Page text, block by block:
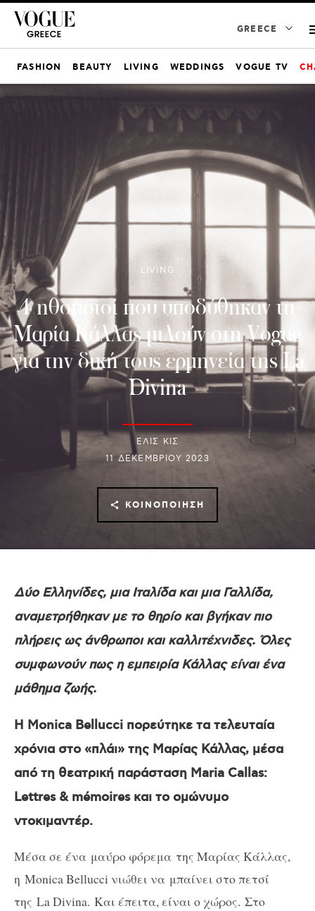
GREECE
FASHION BEAUTY LIVING WEDDINGS VOGUE TV
LIVING
4 ηθοποιοί που υποδύθηκαν τη
Μαρία Κάλλας μιλούν στη Vogue
για την δική τους ερμηνεία της La
Divina
ΕΛΙΣ ΚΙΣ
11 ΔΕΚΕΜΒΡΊΟΥ 2023
ΚΟΙΝΟΠΟΊΗΣΗ
Δύο Ελληνίδες, μια Ιταλίδα και μια Γαλλίδα,
αναμετρήθηκαν με το θηρίο και βγήκαν πιο
πλήρεις ως άνθρωποι και καλλιτέχνιδες. Όλες
συμφωνούν πως η εμπειρία Κάλλας είναι ένα
μάθημα ζωής.
Η Monica Bellucci πορεύτηκε τα τελευταία
χρόνια στο «πλάι» της Μαρίας Κάλλας, μέσα
από τη θεατρική παράσταση Maria Callas:
Lettres & mémoires και το ομώνυμο
ντοκιμαντέρ.
Μέσα σε ένα μαύρο φόρεμα της Μαρίας Κάλλας,
η MonicaBellucci νιώθει να μπαίνει στο πετσί
της LaDivina. Και έπειτα, είναι ο χώρος. Στο